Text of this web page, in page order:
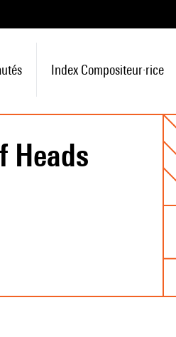
Index Compositeur·rice
Heads